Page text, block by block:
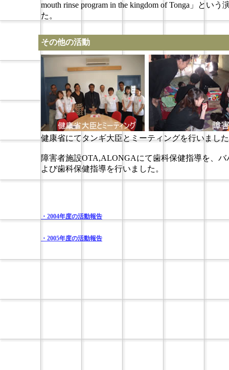
mouth rinse program in the kingdom of Tonga」とい
た。
その他の活動
健康省にてタンギ大臣とミーティングを行いまし
障害者施設OTA,ALONGAにて歯科保健指導を、
よび歯科保健指導を行いました。
・2004年度の活動報告
・2005年度の活動報告